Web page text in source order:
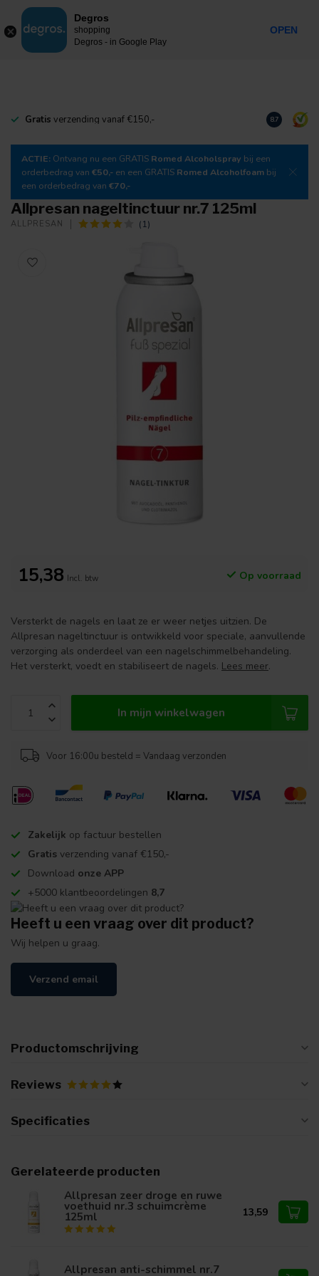
MENU
Gratis verzending vanaf €150,- Download
8.7
ACTIE: Ontvang nu een GRATIS Romed Alcoholspray bij een
orderbedrag van €50,- en een GRATIS Romed Alcoholfoam bij
een orderbedrag van €70,-
Allpresan nageltinctuur nr.7 125ml
ALLPRESAN (1)
15,38 Incl. btw Op voorraad
Versterkt de nagels en laat ze er weer netjes uitzien. De
Allpresan nageltinctuur is ontwikkeld voor speciale, aanvullende
verzorging als onderdeel van een nagelschimmelbehandeling.
Het versterkt, voedt en stabiliseert de nagels. Lees meer.
In mijn winkelwagen
Voor 16:00u besteld = Vandaag verzonden
Zakelijk op factuur bestellen
Gratis verzending vanaf €150,-
Download onze APP
+5000 klantbeoordelingen 8,7
Heeft u een vraag over dit product?
Wij helpen u graag.
Verzend email
Productomschrijving
Reviews
Specificaties
Gerelateerde producten
Allpresan zeer droge en ruwe
voethuid nr.3 schuimcrème
125ml 13,59
Allpresan anti-schimmel nr.7
Degros
shopping
Degros - in Google Play
OPEN